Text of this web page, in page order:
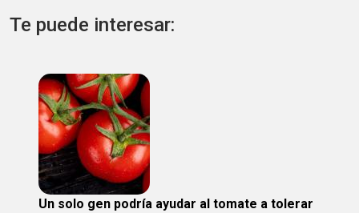
Te puede interesar:
Un solo gen podría ayudar al tomate a tolerar